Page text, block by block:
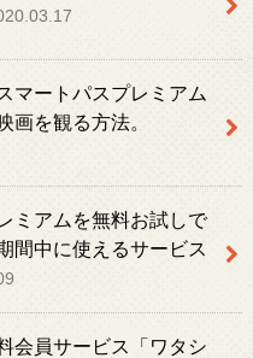
マートパスプレミアム
画を観る方法。
ミアムを無料お試しで
間中に使えるサービス
会員サービス「ワタシ